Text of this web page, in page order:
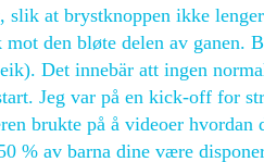
slik at brystknoppen ikke
den bløte delen av ganen.
Det innebär att ingen
Jeg var på en kick-off for
brukte på å videoer
% av barna dine være